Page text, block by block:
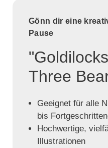
Gönn dir eine
Pause
Three
Geeignet für alle
bis
Hochwertige,
Illustrationen